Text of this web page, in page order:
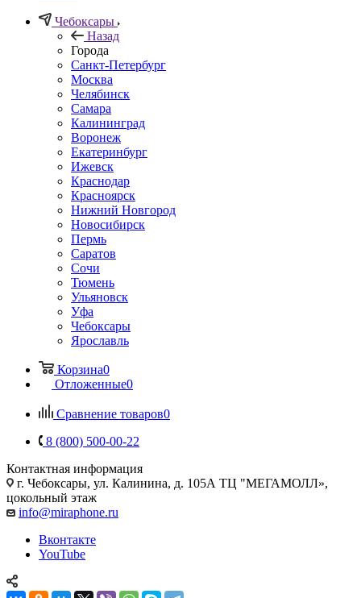
Чебоксары
Назад
Города
Санкт-Петербург
Москва
Челябинск
Самара
Калининград
Воронеж
Екатеринбург
Ижевск
Краснодар
Красноярск
Нижний Новгород
Новосибирск
Пермь
Саратов
Сочи
Тюмень
Ульяновск
Уфа
Чебоксары
Ярославль
Корзина0
Отложенные0
Сравнение товаров0
8 (800) 500-00-22
Контактная информация
г. Чебоксары, ул. Калинина, д. 105А ТЦ "МЕГАМОЛЛ»,
цокольный этаж
info@miraphone.ru
Вконтакте
YouTube